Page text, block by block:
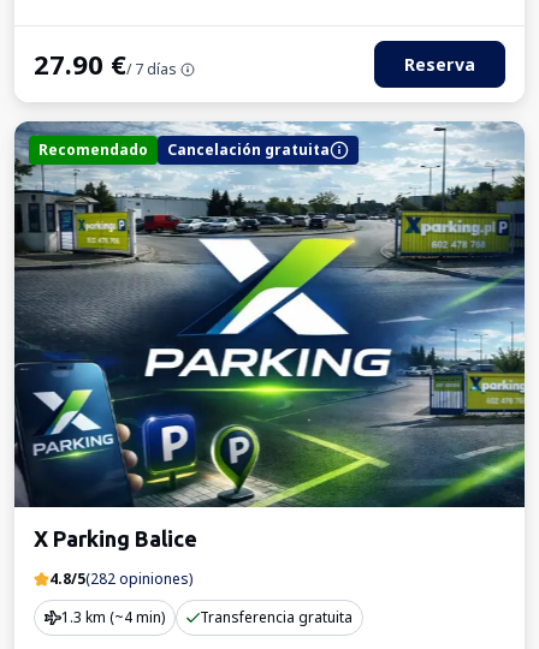
27.90 €/ 7 días Reserva
Recomendado Cancelación gratuita
X Parking Balice
4.8/5(282 opiniones)
1.3 km (~4 min)
Transferencia gratuita